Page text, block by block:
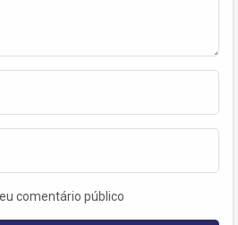
comentário público